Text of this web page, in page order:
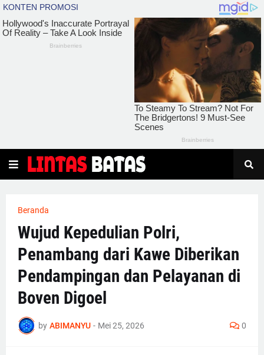
Beranda
Wujud Kepedulian Polri,
Penambang dari Kawe Diberikan
Pendampingan dan Pelayanan di
Boven Digoel
by ABIMANYU - Mei 25, 2026 0